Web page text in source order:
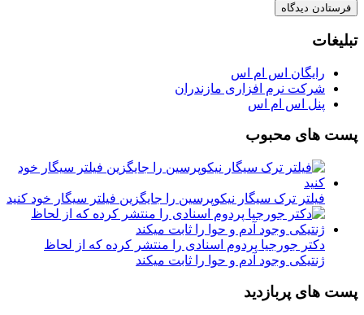
تبلیغات
رایگان اس ام اس
شرکت نرم افزاری مازندران
پنل اس ام اس
پست های محبوب
فیلتر ترک سیگار نیکوپرسین را جایگزین فیلتر سیگار خود کنید
دکتر جورجیا پردوم اسنادی را منتشر کرده که از لحاظ
ژنتیکی وجود آدم و حوا را ثابت میکند
پست های پربازدید